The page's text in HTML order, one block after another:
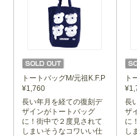
トートバッグM/元祖K.F.P
¥1,760
長い年月を経ての復刻デ
ザインがトートバッグ
に！街中で２度見されて
しまいそうなコワいい仕
ト
長
ザ
に
し